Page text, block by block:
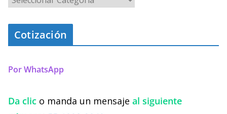
Cotización
Por WhatsApp
Da clic o manda un mensaje al siguiente